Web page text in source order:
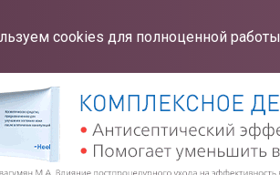
cookies для полноценной работы